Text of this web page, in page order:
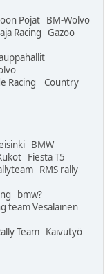
Pojat BM-Wolvo
Racing Gazoo
Racing Country
BMW
Fiesta T5
RMS rally
bmw?
team Vesalainen
Team Kaivutyö